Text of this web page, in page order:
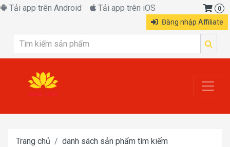
Tải app trên Android Tải app trên iOS
Đăng nhập Affiliate
0
Trang chủ danh sách sản phẩm tìm kiếm